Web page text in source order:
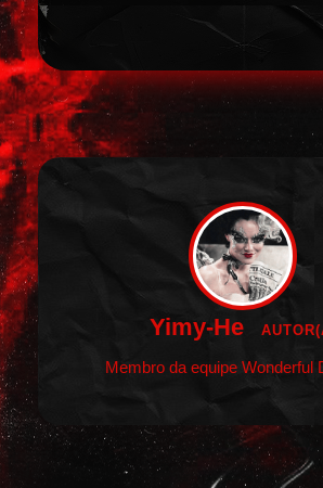
Yimy-He
Membro da equipe Wonderful